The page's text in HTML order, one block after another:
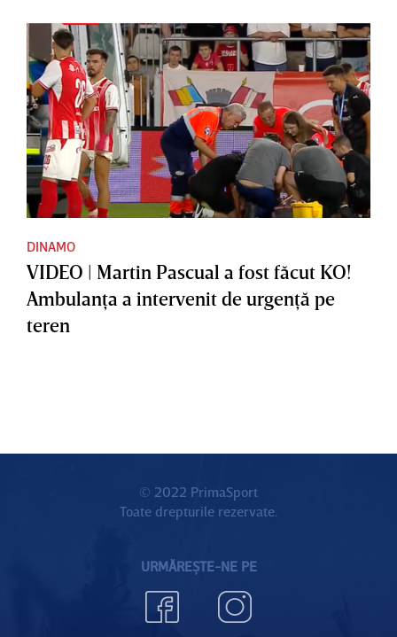
DINAMO
VIDEO | Martin Pascual a fost făcut KO!
Ambulanţa a intervenit de urgenţă pe
teren
© 2022 PrimaSport
Toate drepturile rezervate.
URMĂREȘTE-NE PE